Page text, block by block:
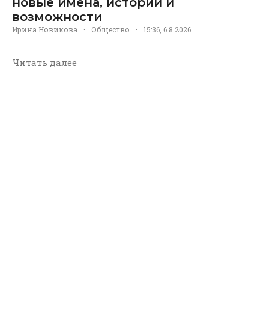
возможности
Ирина Новикова · Общество · 15:36, 6.8.2026
Читать далее